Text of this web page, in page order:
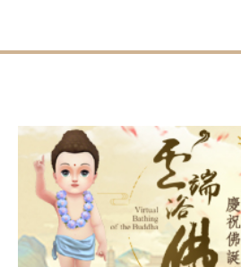
圖說：供香。 圖/哥本哈根協會提供